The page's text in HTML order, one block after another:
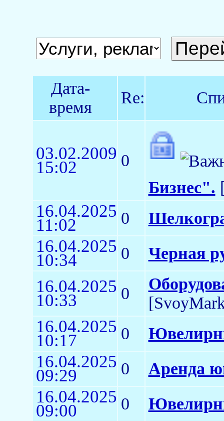
Дата-
время
Re:
03.02.2009
15:02
0
Бизнес".
16.04.2025
11:02 0
16.04.2025
10:34 0 Черная
16.04.2025
10:33 0
16.04.2025
10:17 0
16.04.2025
09:29 0 Аренда
16.04.2025
09:00 0